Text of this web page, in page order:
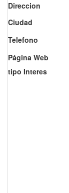
Direccion
Ciudad
Telefono
Página Web
tipo Interes